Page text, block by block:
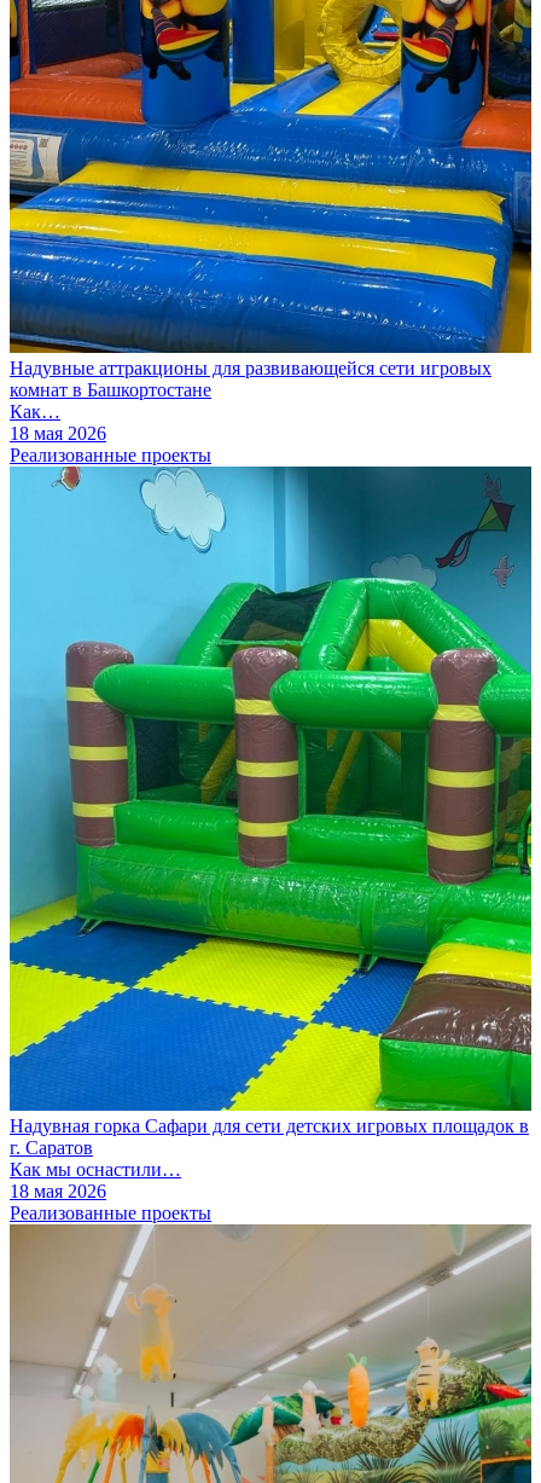
Надувные аттракционы для развивающейся сети игровых
комнат в Башкортостане
Как…
18 мая 2026
Реализованные проекты
Надувная горка Сафари для сети детских игровых площадок в
г. Саратов
Как мы оснастили…
18 мая 2026
Реализованные проекты